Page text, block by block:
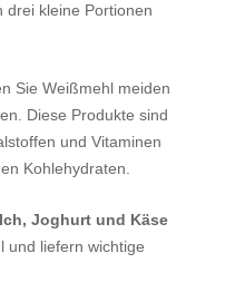
drei kleine Portionen
Sie Weißmehl meiden
Diese Produkte sind
und Vitaminen
Kohlehydraten.
Joghurt und Käse
und liefern wichtige